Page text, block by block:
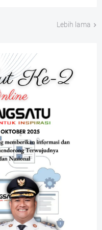
Lebih lama